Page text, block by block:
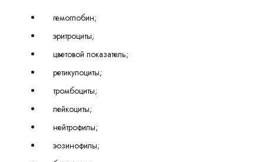
гемоглобин;
эритроциты;
цветовой показатель;
ретикулоциты;
тромбоциты;
лейкоциты;
нейтрофилы;
эозинофилы;